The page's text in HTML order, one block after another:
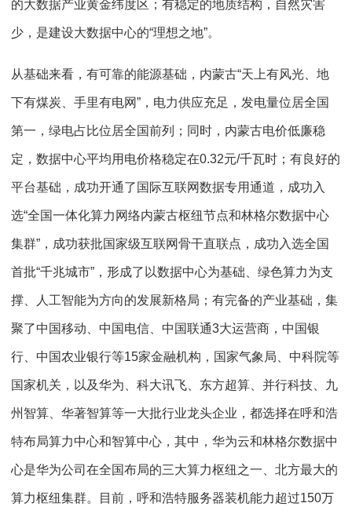
的大数据产业黄金纬度区；有稳定的地质结构，自然灾害
少，是建设大数据中心的“理想之地”。
从基础来看，有可靠的能源基础，内蒙古“天上有风光、地
下有煤炭、手里有电网”，电力供应充足，发电量位居全国
第一，绿电占比位居全国前列；同时，内蒙古电价低廉稳
定，数据中心平均用电价格稳定在0.32元/千瓦时；有良好的
平台基础，成功开通了国际互联网数据专用通道，成功入
选“全国一体化算力网络内蒙古枢纽节点和林格尔数据中心
集群”，成功获批国家级互联网骨干直联点，成功入选全国
首批“千兆城市”，形成了以数据中心为基础、绿色算力为支
撑、人工智能为方向的发展新格局；有完备的产业基础，集
聚了中国移动、中国电信、中国联通3大运营商，中国银
行、中国农业银行等15家金融机构，国家气象局、中科院等
国家机关，以及华为、科大讯飞、东方超算、并行科技、九
州智算、华著智算等一大批行业龙头企业，都选择在呼和浩
特布局算力中心和智算中心，其中，华为云和林格尔数据中
心是华为公司在全国布局的三大算力枢纽之一、北方最大的
算力枢纽集群。目前，呼和浩特服务器装机能力超过150万